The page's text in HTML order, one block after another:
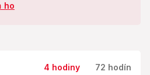
ho
4 hodiny 72 hodín